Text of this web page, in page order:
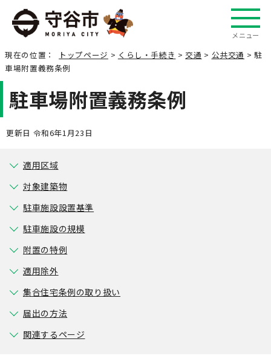
メニュー
現在の位置： トップページ > くらし・手続き > 交通 > 公共交通 > 駐
車場附置義務条例
駐車場附置義務条例
更新日 令和6年1月23日
適用区域
対象建築物
駐車施設設置基準
駐車施設の規模
附置の特例
適用除外
集合住宅条例の取り扱い
届出の方法
関連するページ